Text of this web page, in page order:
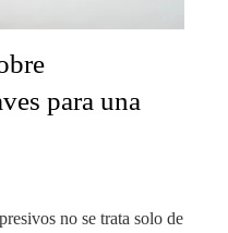
para una
no se trata solo de